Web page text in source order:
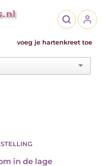
voeg je hartenkreet toe
in de lage